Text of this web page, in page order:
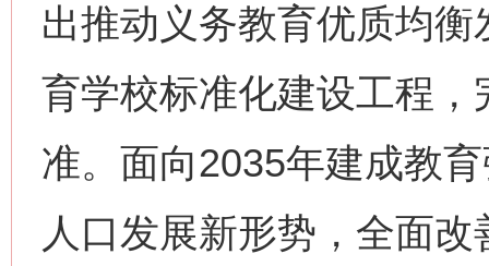
出推动义务教育优质均
育学校标准化建设工程
准。面向2035年建成教
人口发展新形势，全面